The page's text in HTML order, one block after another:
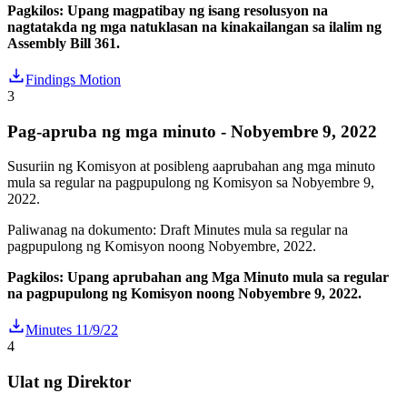
Pagkilos: Upang magpatibay ng isang resolusyon na
nagtatakda ng mga natuklasan na kinakailangan sa ilalim ng
Assembly Bill 361.
Findings Motion
3
Pag-apruba ng mga minuto - Nobyembre 9, 2022
Susuriin ng Komisyon at posibleng aaprubahan ang mga minuto
mula sa regular na pagpupulong ng Komisyon sa Nobyembre 9,
2022.
Paliwanag na dokumento: Draft Minutes mula sa regular na
pagpupulong ng Komisyon noong Nobyembre, 2022.
Pagkilos: Upang aprubahan ang Mga Minuto mula sa regular
na pagpupulong ng Komisyon noong Nobyembre 9, 2022.
Minutes 11/9/22
4
Ulat ng Direktor